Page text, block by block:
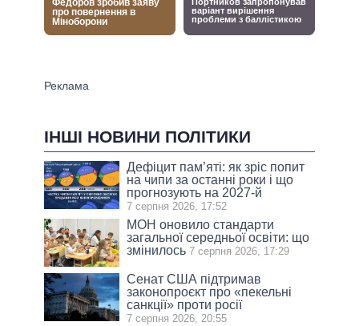
ІНШІ НОВИНИ ПОЛІТИКИ
Дефіцит пам’яті: як зріс попит
на чипи за останні роки і що
прогнозують на 2027-й
7 серпня 2026, 17:52
МОН оновило стандарти
загальної середньої освіти: що
змінилось 7 серпня 2026, 17:29
Сенат США підтримав
законопроєкт про «пекельні
санкції» проти росії
7 серпня 2026, 20:55